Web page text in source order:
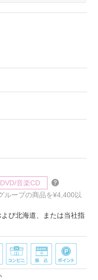
音楽CD
ループの商品を¥4,400以
び北海道、または当社指